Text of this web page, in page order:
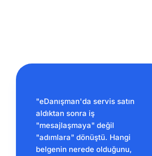
"eDanışman'da servis satın
aldıktan sonra iş
"mesajlaşmaya" değil
"adımlara" dönüştü. Hangi
belgenin nerede olduğunu,